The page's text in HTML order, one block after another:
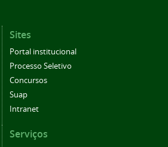
Sites
Portal institucional
Processo Seletivo
Concursos
Suap
Intranet
Serviços